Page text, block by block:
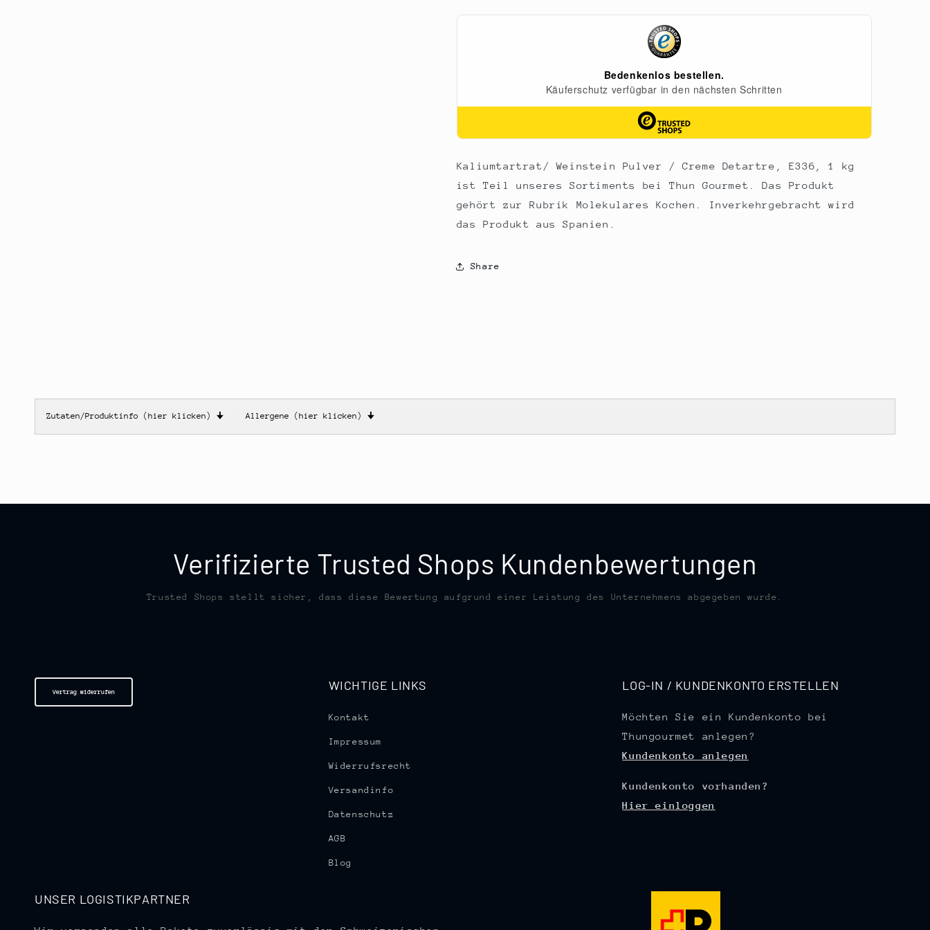
kg
Kaliumtartrat/ Weinstein Pulver / Creme Detartre, E336, 1 kg
ist Teil unseres Sortiments bei Thun Gourmet. Das Produkt
gehört zur Rubrik Molekulares Kochen. Inverkehrgebracht wird
das Produkt aus Spanien.
Share
Zutaten/Produktinfo (hier klicken) 🠋 Allergene (hier klicken) 🠋
Verifizierte Trusted Shops Kundenbewertungen
Trusted Shops stellt sicher, dass diese Bewertung aufgrund einer Leistung des Unternehmens abgegeben wurde.
Vertrag widerrufen WICHTIGE LINKS
Kontakt
Impressum
Widerrufsrecht
Versandinfo
Datenschutz
AGB
Blog
LOG-IN / KUNDENKONTO ERSTELLEN
Möchten Sie ein Kundenkonto bei
Thungourmet anlegen?
Kundenkonto anlegen
Kundenkonto vorhanden?
Hier einloggen
UNSER LOGISTIKPARTNER